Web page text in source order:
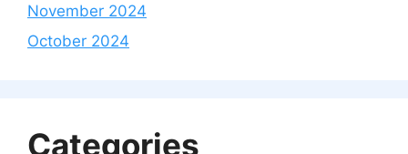
November 2024
October 2024
Categories